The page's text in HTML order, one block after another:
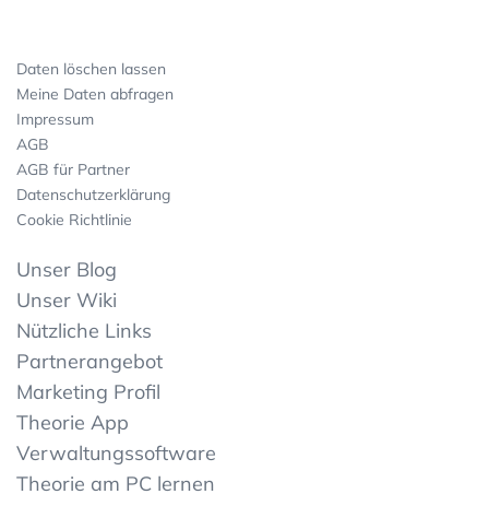
Daten löschen lassen
Meine Daten abfragen
Impressum
AGB
AGB für Partner
Datenschutzerklärung
Cookie Richtlinie
Unser Blog
Unser Wiki
Nützliche Links
Partnerangebot
Marketing Profil
Theorie App
Verwaltungssoftware
Theorie am PC lernen